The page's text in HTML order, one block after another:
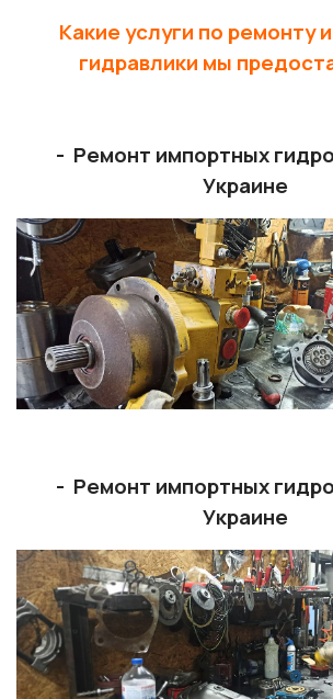
Какие услуги по ремонту
гидравлики мы
- Ремонт импортных
Украине
- Ремонт импортных
Украине